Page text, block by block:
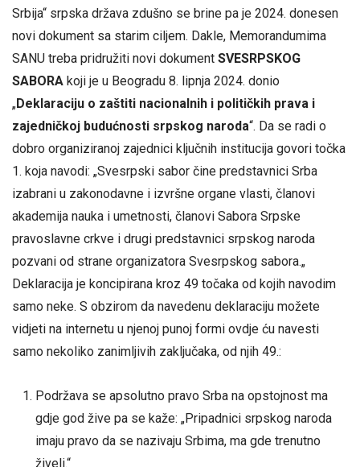
Srbija“ srpska država zdušno se brine pa je 2024. donesen
novi dokument sa starim ciljem. Dakle, Memorandumima
SANU treba pridružiti novi dokument SVESRPSKOG
SABORA koji je u Beogradu 8. lipnja 2024. donio
„Deklaraciju o zaštiti nacionalnih i političkih prava i
zajedničkoj budućnosti srpskog naroda“. Da se radi o
dobro organiziranoj zajednici ključnih institucija govori točka
1. koja navodi: „Svesrpski sabor čine predstavnici Srba
izabrani u zakonodavne i izvršne organe vlasti, članovi
akademija nauka i umetnosti, članovi Sabora Srpske
pravoslavne crkve i drugi predstavnici srpskog naroda
pozvani od strane organizatora Svesrpskog sabora.„
Deklaracija je koncipirana kroz 49 točaka od kojih navodim
samo neke. S obzirom da navedenu deklaraciju možete
vidjeti na internetu u njenoj punoj formi ovdje ću navesti
samo nekoliko zanimljivih zaključaka, od njih 49.:
Podržava se apsolutno pravo Srba na opstojnost ma
gdje god žive pa se kaže: „Pripadnici srpskog naroda
imaju pravo da se nazivaju Srbima, ma gde trenutno
živeli.“